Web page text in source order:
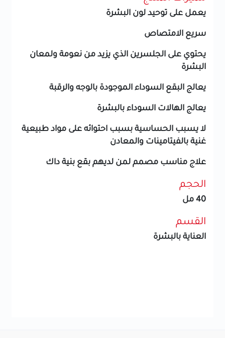
يعمل على توحيد لون البشرة
سريع الامتصاص
يحتوي على الجلسرين الذي يزيد من نعومة ولمعان
البشرة
يعالج البقع السوداء الموجودة بالوجه والرقبة
يعالج الهالات السوداء بالبشرة
لا يسبب الحساسية بسبب احتوائه على مواد طبيعية
غنية بالفيتامينات والمعادن
علاج مناسب مصمم لمن لديهم بقع بنية داك
الحجم
40 مل
القسم
العناية بالبشرة